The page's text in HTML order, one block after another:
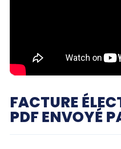
FACTURE
PDF ENVOYÉ